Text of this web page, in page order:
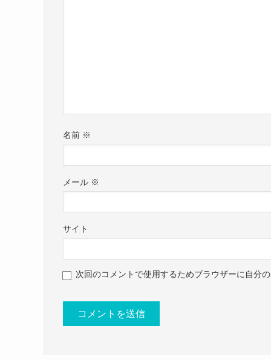
・下半身が洋ナシ型に太りやすいが上半身
https://www.randa.jp/shop/pages/
名前 ※
メール ※
サイト
次回のコメントで使用するためブラウザーに自分